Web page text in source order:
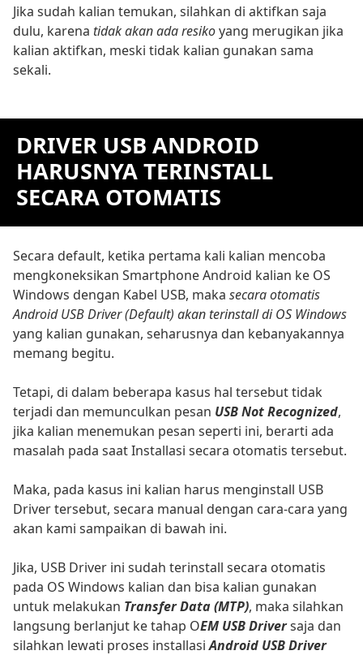
Jika sudah kalian temukan, silahkan di aktifkan saja
dulu, karena tidak akan ada resikoyang merugikan jika
kalian aktifkan, meski tidak kalian gunakan sama
sekali.
DRIVER USB ANDROID
HARUSNYA TERINSTALL
SECARA OTOMATIS
Secara default, ketika pertama kali kalian mencoba
mengkoneksikan Smartphone Android kalian ke OS
Windows dengan Kabel USB, maka secara otomatis
Android USB Driver (Default) akan terinstall di OS Windows
yang kalian gunakan, seharusnya dan kebanyakannya
memang begitu.
Tetapi, di dalam beberapa kasus hal tersebut tidak
terjadi dan memunculkan pesan USB Not Recognized,
jika kalian menemukan pesan seperti ini, berarti ada
masalah pada saat Installasi secara otomatis tersebut.
Maka, pada kasus ini kalian harus menginstall USB
Driver tersebut, secara manual dengan cara-cara yang
akan kami sampaikan di bawah ini.
Jika, USB Driver ini sudah terinstall secara otomatis
pada OS Windows kalian dan bisa kalian gunakan
untuk melakukan Transfer Data (MTP), maka silahkan
langsung berlanjut ke tahap OEM USB Driversaja dan
silahkan lewati proses installasiAndroid USB Driver